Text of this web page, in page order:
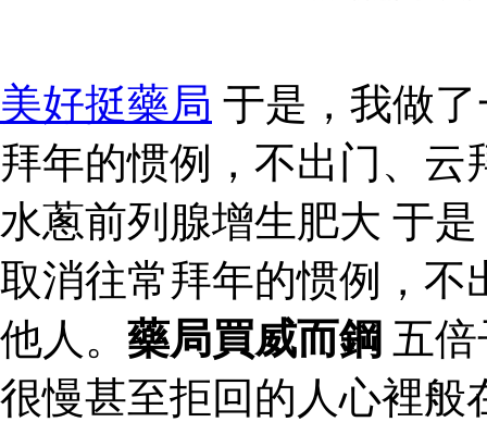
美好挺藥局 于是，我做
拜年的惯例，不出门、
水蔥前列腺增生肥大 于
取消往常拜年的惯例，不
他人。 藥局買威而鋼 五
很慢甚至拒回的人心裡